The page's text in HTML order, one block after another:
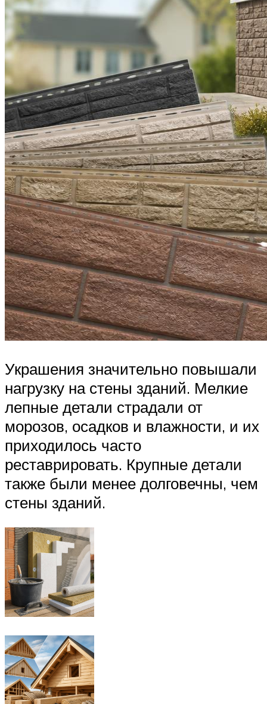
Украшения значительно повышали
нагрузку на стены зданий. Мелкие
лепные детали страдали от
морозов, осадков и влажности, и их
приходилось часто
реставрировать. Крупные детали
также были менее долговечны, чем
стены зданий.